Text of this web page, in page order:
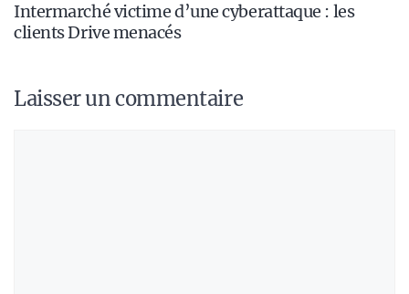
Intermarché victime d’une cyberattaque : les
clients Drive menacés
Laisser un commentaire